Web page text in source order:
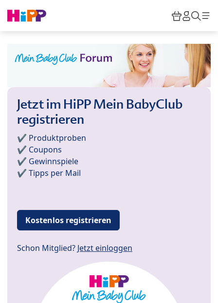
HiPP
Jetzt im HiPP Mein BabyClub
registrieren
✔️ Produktproben
✔️ Coupons
✔️ Gewinnspiele
✔️ Tipps per Mail
Kostenlos registrieren
Schon Mitglied? Jetzt einloggen